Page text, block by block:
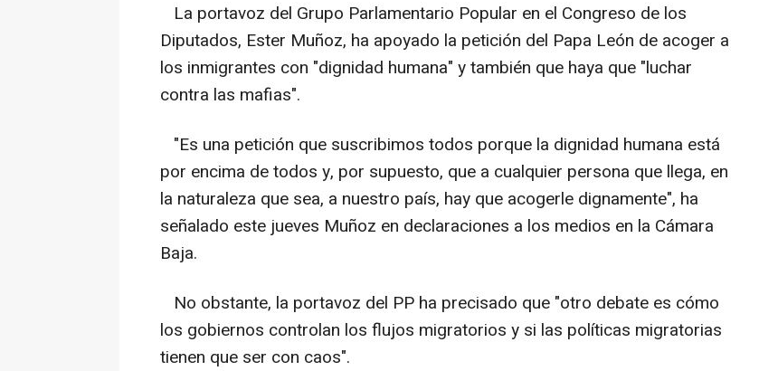
La portavoz del Grupo Parlamentario Popular en el Congreso de los
Diputados, Ester Muñoz, ha apoyado la petición del Papa León de acoger a
los inmigrantes con "dignidad humana" y también que haya que "luchar
contra las mafias".
"Es una petición que suscribimos todos porque la dignidad humana está
por encima de todos y, por supuesto, que a cualquier persona que llega, en
la naturaleza que sea, a nuestro país, hay que acogerle dignamente", ha
señalado este jueves Muñoz en declaraciones a los medios en la Cámara
Baja.
No obstante, la portavoz del PP ha precisado que "otro debate es cómo
los gobiernos controlan los flujos migratorios y si las políticas migratorias
tienen que ser con caos".